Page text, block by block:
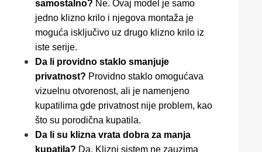
samostalno? Ne. Ovaj model je samo
jedno klizno krilo i njegova montaža je
moguća isključivo uz drugo klizno krilo iz
iste serije.
Da li providno staklo smanjuje
privatnost? Providno staklo omogućava
vizuelnu otvorenost, ali je namenjeno
kupatilima gde privatnost nije problem, kao
što su porodična kupatila.
Da li su klizna vrata dobra za manja
kupatila? Da. Klizni sistem ne zauzima